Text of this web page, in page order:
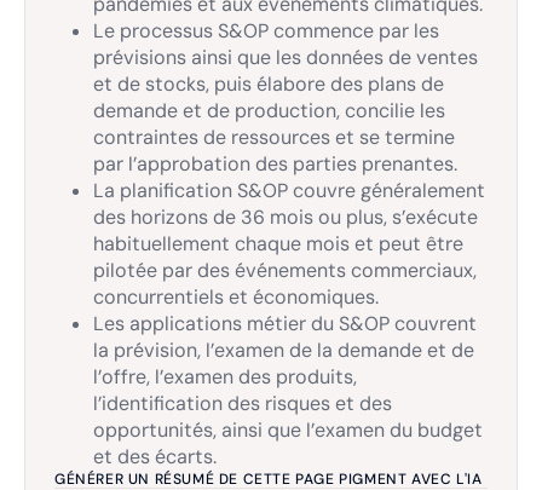
Le processus S&OP commence par les
prévisions ainsi que les données de ventes
et de stocks, puis élabore des plans de
demande et de production, concilie les
contraintes de ressources et se termine
par l’approbation des parties prenantes.
La planification S&OP couvre généralement
des horizons de 36 mois ou plus, s’exécute
habituellement chaque mois et peut être
pilotée par des événements commerciaux,
concurrentiels et économiques.
Les applications métier du S&OP couvrent
la prévision, l’examen de la demande et de
l’offre, l’examen des produits,
l’identification des risques et des
opportunités, ainsi que l’examen du budget
et des écarts.
GÉNÉRER UN RÉSUMÉ DE CETTE PAGE PIGMENT AVEC L'IA